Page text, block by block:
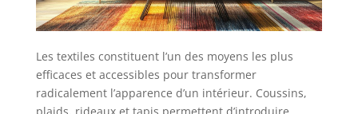
Les textiles constituent l’un des moyens les plus
efficaces et accessibles pour transformer
radicalement l’apparence d’un intérieur. Coussins,
plaids, rideaux et tapis permettent d’introduire